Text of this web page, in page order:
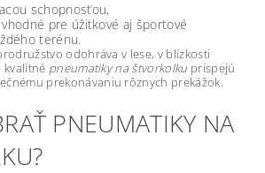
schopnosťou,
pre úžitkové aj športové
terénu.
odohráva v lese, v blízkosti
kvalitné pneumatiky na štvorkolku prispejú
prekonávaniu rôznych prekážok.
PNEUMATIKY NA